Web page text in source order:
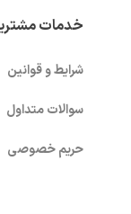
خدمات
شرایط و قوانین
سوالات متداول
حریم خصوصی